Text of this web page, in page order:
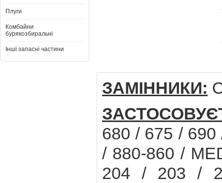
Плуги
Комбайни
бурякозбиральні
Інші запасні частини
ЗАМІННИКИ:
680 / 675 /
/ 880-860 /
204 / 203 /